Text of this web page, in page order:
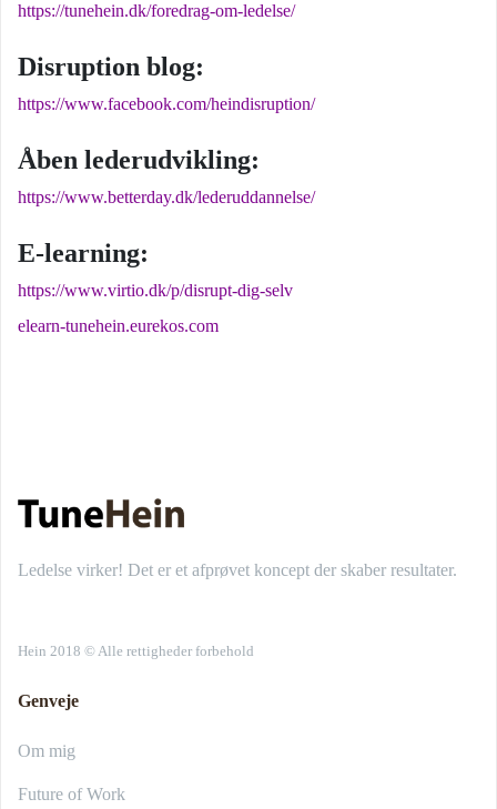
https://tunehein.dk/foredrag-om-ledelse/
Disruption blog:
https://www.facebook.com/heindisruption/
Åben lederudvikling:
https://www.betterday.dk/lederuddannelse/
E-learning:
https://www.virtio.dk/p/disrupt-dig-selv
elearn-tunehein.eurekos.com
Ledelse virker! Det er et afprøvet koncept der skaber resultater.
Hein 2018 © Alle rettigheder forbehold
Genveje
Om mig
Future of Work